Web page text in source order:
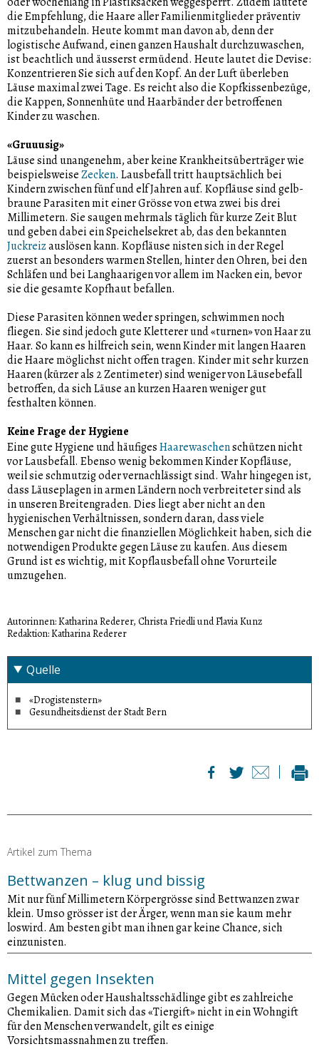
die Empfehlung, die Haare aller Familienmitglieder präventiv
mitzubehandeln. Heute kommt man davon ab, denn der
logistische Aufwand, einen ganzen Haushalt durchzuwaschen,
ist beachtlich und äusserst ermüdend. Heute lautet die Devise:
Konzentrieren Sie sich auf den Kopf. An der Luft überleben
Läuse maximal zwei Tage. Es reicht also die Kopfkissenbezüge,
die Kappen, Sonnenhüte und Haarbänder der betroffenen
Kinder zu waschen.
«Gruuusig»
Läuse sind unangenehm, aber keine Krankheitsüberträger wie
beispielsweiseZecken. Lausbefall tritt hauptsächlich bei
Kindern zwischen fünf und elf Jahren auf. Kopfläuse sind gelb-
braune Parasiten mit einer Grösse von etwa zwei bis drei
Millimetern. Sie saugen mehrmals täglich für kurze Zeit Blut
und geben dabei ein Speichelsekret ab, das den bekannten
Juckreizauslösen kann. Kopfläuse nisten sich in der Regel
zuerst an besonders warmen Stellen, hinter den Ohren, bei den
Schläfen und bei Langhaarigen vor allem im Nacken ein, bevor
sie die gesamte Kopfhaut befallen.
Diese Parasiten können weder springen, schwimmen noch
fliegen. Sie sind jedoch gute Kletterer und «turnen» von Haar zu
Haar. So kann es hilfreich sein, wenn Kinder mit langen Haaren
die Haare möglichst nicht offen tragen. Kinder mit sehr kurzen
Haaren (kürzer als 2 Zentimeter) sind weniger von Läusebefall
betroffen, da sich Läuse an kurzen Haaren weniger gut
festhalten können.
Keine Frage der Hygiene
Eine gute Hygiene und häufigesHaarewaschenschützen nicht
vor Lausbefall. Ebenso wenig bekommen Kinder Kopfläuse,
weil sie schmutzig oder vernachlässigt sind. Wahr hingegen ist,
dass Läuseplagen in armen Ländern noch verbreiteter sind als
in unseren Breitengraden. Dies liegt aber nicht an den
hygienischen Verhältnissen, sondern daran, dass viele
Menschen gar nicht die finanziellen Möglichkeit haben, sich die
notwendigen Produkte gegen Läuse zu kaufen. Aus diesem
Grund ist es wichtig, mit Kopflausbefall ohne Vorurteile
umzugehen.
Autorinnen: Katharina Rederer, Christa Friedli und Flavia Kunz
Redaktion: Katharina Rederer
Quelle
«Drogistenstern»
Gesundheitsdienst der Stadt Bern
Artikel zum Thema
Bettwanzen – klug und bissig
Mit nur fünf Millimetern Körpergrösse sind Bettwanzen zwar
klein. Umso grösser ist der Ärger, wenn man sie kaum mehr
loswird. Am besten gibt man ihnen gar keine Chance, sich
einzunisten.
Mittel gegen Insekten
Gegen Mücken oder Haushaltsschädlinge gibt es zahlreiche
Chemikalien. Damit sich das «Tiergift» nicht in ein Wohngift
für den Menschen verwandelt, gilt es einige
Vorsichtsmassnahmen zu treffen.